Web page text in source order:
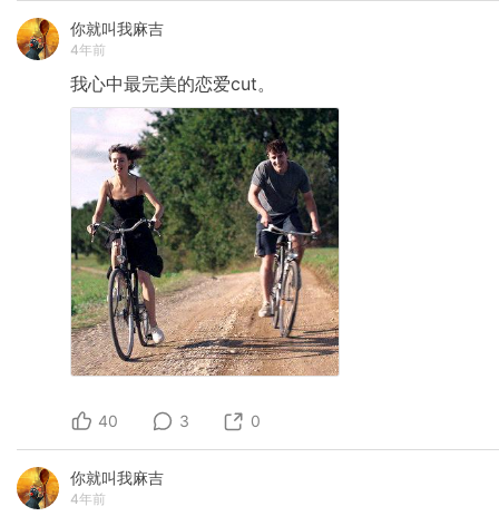
你就叫我麻吉
4年前
我心中最完美的恋爱cut。
40 3 0
你就叫我麻吉
4年前